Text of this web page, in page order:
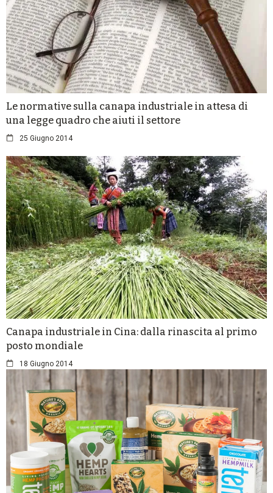
Le normative sulla canapa industriale in attesa di
una legge quadro che aiuti il settore
25 Giugno 2014
Canapa industriale in Cina: dalla rinascita al primo
posto mondiale
18 Giugno 2014